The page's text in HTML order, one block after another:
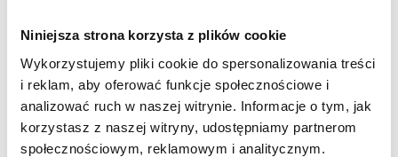
Niniejsza strona korzysta z plików cookie
Wykorzystujemy pliki cookie do spersonalizowania treści
i reklam, aby oferować funkcje społecznościowe i
analizować ruch w naszej witrynie. Informacje o tym, jak
korzystasz z naszej witryny, udostępniamy partnerom
społecznościowym, reklamowym i analitycznym.
Usługi specjalistyczne
Kliknij i dowiedz się więcej.